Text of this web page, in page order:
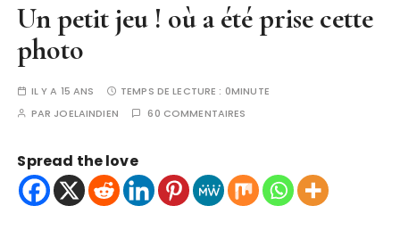
Un petit jeu ! où a été prise cette
photo
IL Y A 15 ANS TEMPS DE LECTURE : 0MINUTE
PAR JOELAINDIEN 60 COMMENTAIRES
Spread the love